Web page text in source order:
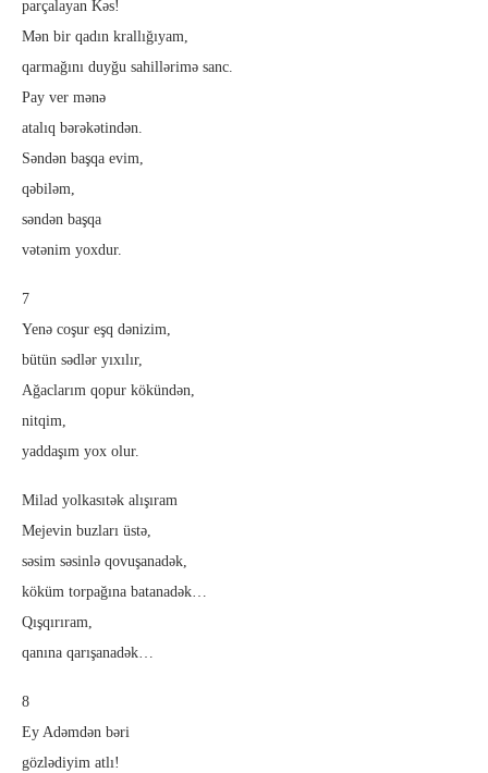
parçalayan Kəs!
Mən bir qadın krallığıyam,
qarmağını duyğu sahillərimə sanc.
Pay ver mənə
atalıq bərəkətindən.
Səndən başqa evim,
qəbiləm,
səndən başqa
vətənim yoxdur.
7
Yenə coşur eşq dənizim,
bütün sədlər yıxılır,
Ağaclarım qopur kökündən,
nitqim,
yaddaşım yox olur.
Milad yolkasıtək alışıram
Mejevin buzları üstə,
səsim səsinlə qovuşanadək,
köküm torpağına batanadək…
Qışqırıram,
qanına qarışanadək…
8
Ey Adəmdən bəri
gözlədiyim atlı!